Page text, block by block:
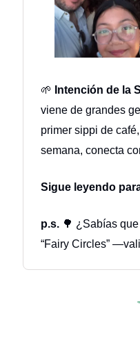
🌱 Intención de la
viene de grandes
primer sippi de
semana, conecta
Sigue leyendo
p.s. 🌳 ¿Sabías
“Fairy Circles”